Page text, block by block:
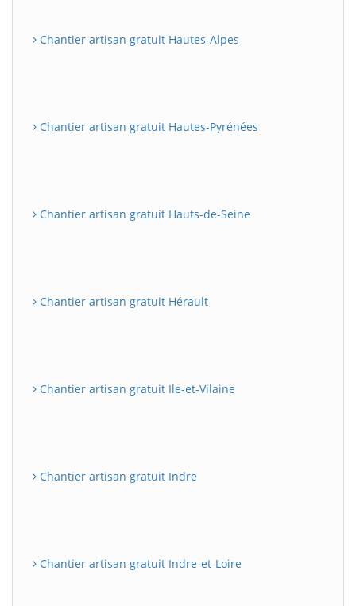
Chantier artisan gratuit Hautes-Alpes
Chantier artisan gratuit Hautes-Pyrénées
Chantier artisan gratuit Hauts-de-Seine
Chantier artisan gratuit Hérault
Chantier artisan gratuit Ile-et-Vilaine
Chantier artisan gratuit Indre
Chantier artisan gratuit Indre-et-Loire